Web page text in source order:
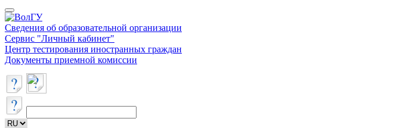
Сведения об образовательной организации
Сервис "Личный кабинет"
Центр тестирования иностранных граждан
Документы приемной комиссии